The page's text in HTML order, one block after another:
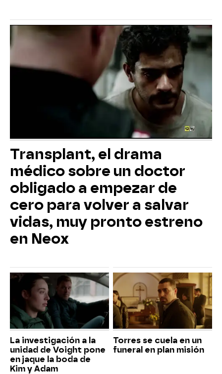
Transplant, el drama
médico sobre un doctor
obligado a empezar de
cero para volver a salvar
vidas, muy pronto estreno
en Neox
La investigación a la
unidad de Voight pone
en jaque la boda de
Kim y Adam
Torres se cuela en un
funeral en plan misión